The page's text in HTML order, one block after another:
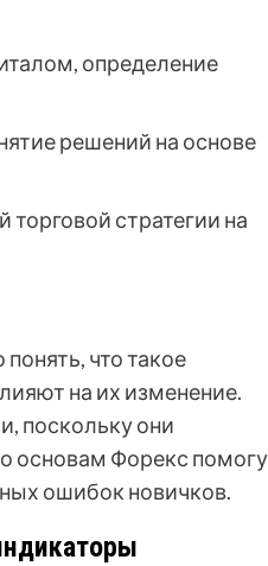
определение
решений на основе
торговой стратегии на
что такое
на их изменение.
поскольку они
основам Форекс
ошибок новичков.